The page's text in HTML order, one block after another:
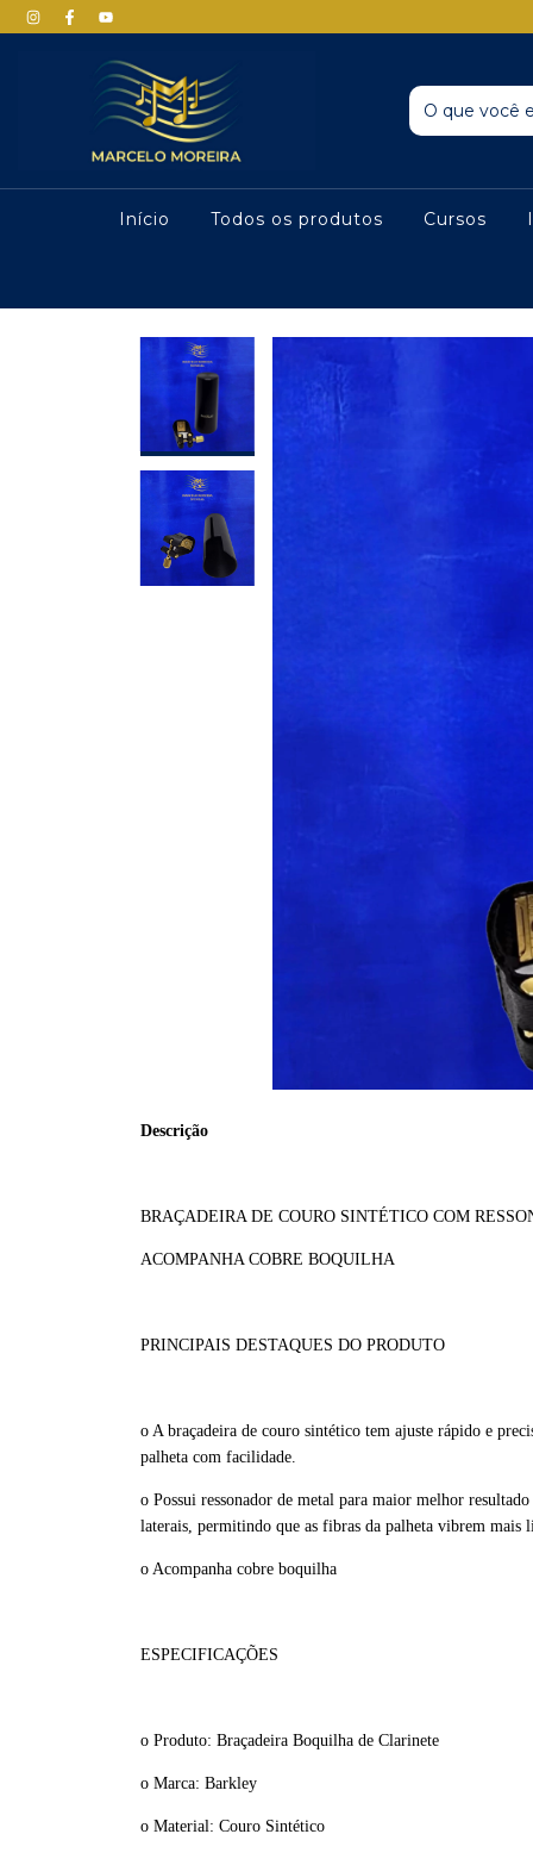
Início Todos os produtos Cursos
Descrição
BRAÇADEIRA DE COURO SINTÉTICO COM
ACOMPANHA COBRE BOQUILHA
PRINCIPAIS DESTAQUES DO PRODUTO
o A braçadeira de couro sintético tem ajuste rápido e
palheta com facilidade.
o Possui ressonador de metal para maior melhor
laterais, permitindo que as fibras da palheta vibrem mais
o Acompanha cobre boquilha
ESPECIFICAÇÕES
o Produto: Braçadeira Boquilha de Clarinete
o Marca: Barkley
o Material: Couro Sintético